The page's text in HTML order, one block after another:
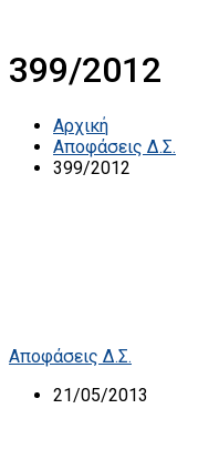
399/2012
Αρχική
Αποφάσεις Δ.Σ.
399/2012
Αποφάσεις Δ.Σ.
21/05/2013